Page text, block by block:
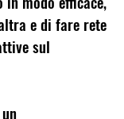
e di fare rete
sul